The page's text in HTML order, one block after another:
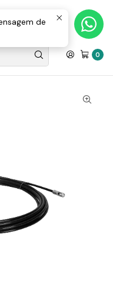
0
a rede fixa nacional) «»
4mm 15m TF
de